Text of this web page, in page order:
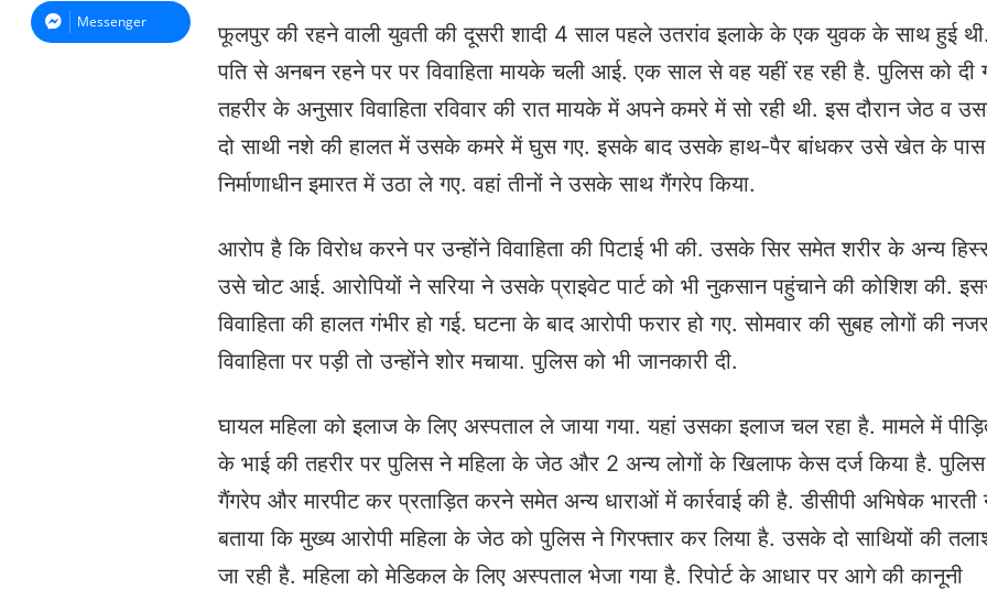
फूलपुर की रहने वाली युवती की दूसरी शादी 4 साल पहले उतरांव इलाके के एक युवक के साथ हुई थी.
पति से अनबन रहने पर पर विवाहिता मायके चली आई. एक साल से वह यहीं रह रही है. पुलिस को दी
तहरीर के अनुसार विवाहिता रविवार की रात मायके में अपने कमरे में सो रही थी. इस दौरान जेठ व
दो साथी नशे की हालत में उसके कमरे में घुस गए. इसके बाद उसके हाथ-पैर बांधकर उसे खेत के पास
निर्माणाधीन इमारत में उठा ले गए. वहां तीनों ने उसके साथ गैंगरेप किया.
आरोप है कि विरोध करने पर उन्होंने विवाहिता की पिटाई भी की. उसके सिर समेत शरीर के अन्य
उसे चोट आई. आरोपियों ने सरिया ने उसके प्राइवेट पार्ट को भी नुकसान पहुंचाने की कोशिश की.
विवाहिता की हालत गंभीर हो गई. घटना के बाद आरोपी फरार हो गए. सोमवार की सुबह लोगों की
विवाहिता पर पड़ी तो उन्होंने शोर मचाया. पुलिस को भी जानकारी दी.
घायल महिला को इलाज के लिए अस्पताल ले जाया गया. यहां उसका इलाज चल रहा है. मामले में
के भाई की तहरीर पर पुलिस ने महिला के जेठ और 2 अन्य लोगों के खिलाफ केस दर्ज किया है.
गैंगरेप और मारपीट कर प्रताड़ित करने समेत अन्य धाराओं में कार्रवाई की है. डीसीपी अभिषेक भारती
बताया कि मुख्य आरोपी महिला के जेठ को पुलिस ने गिरफ्तार कर लिया है. उसके दो साथियों की
जा रही है. महिला को मेडिकल के लिए अस्पताल भेजा गया है. रिपोर्ट के आधार पर आगे की कानूनी
a
i
Messenger